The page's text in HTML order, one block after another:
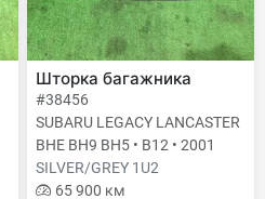
Шторка багажника
#38456
SUBARU LEGACY LANCASTER
BHE BH9 BH5 • B12 • 2001
SILVER/GREY 1U2
65 900 км